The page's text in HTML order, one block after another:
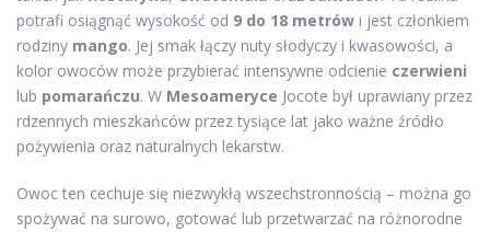
potrafi osiągnąć wysokość od 9 do 18 metrów i jest członkiem
rodziny mango. Jej smak łączy nuty słodyczy i kwasowości, a
kolor owoców może przybierać intensywne odcienie czerwieni
lub pomarańczu. W Mesoameryce Jocote był uprawiany przez
rdzennych mieszkańców przez tysiące lat jako ważne źródło
pożywienia oraz naturalnych lekarstw.
Owoc ten cechuje się niezwykłą wszechstronnością – można go
spożywać na surowo, gotować lub przetwarzać na różnorodne